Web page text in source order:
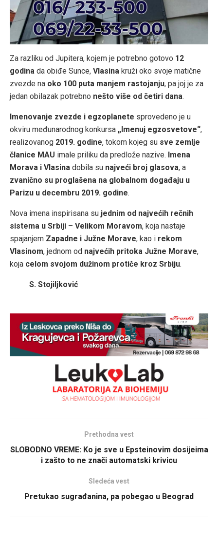
Za razliku od Jupitera, kojem je potrebno gotovo 12
godina da obiđe Sunce, Vlasina kruži oko svoje matične
zvezde na oko 100 puta manjem rastojanju, pa joj je za
jedan obilazak potrebno nešto više od četiri dana.
Imenovanje zvezde i egzoplanete sprovedeno je u
okviru međunarodnog konkursa „Imenuj egzosvetove“,
realizovanog 2019. godine, tokom kojeg su sve zemlje
članice MAU imale priliku da predlože nazive. Imena
Morava i Vlasina dobila su najveći broj glasova, a
zvanično su proglašena na globalnom događaju u
Parizu u decembru 2019. godine.
Nova imena inspirisana su jednim od najvećih rečnih
sistema u Srbiji – Velikom Moravom, koja nastaje
spajanjem Zapadne i Južne Morave, kao i rekom
Vlasinom, jednom od najvećih pritoka Južne Morave,
koja celom svojom dužinom protiče kroz Srbiju.
S. Stojiljković
Prethodna vest
SLOBODNO VREME: Ko je sve u Epsteinovim dosijeima
i zašto to ne znači automatski krivicu
Sledeća vest
Pretukao sugrađanina, pa pobegao u Beograd